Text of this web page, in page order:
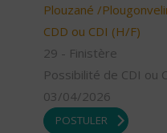
Plouzané /
CDD ou CDI (H/F)
29 - Finistère
Possibilité de CDI ou
03/04/2026
POSTULER